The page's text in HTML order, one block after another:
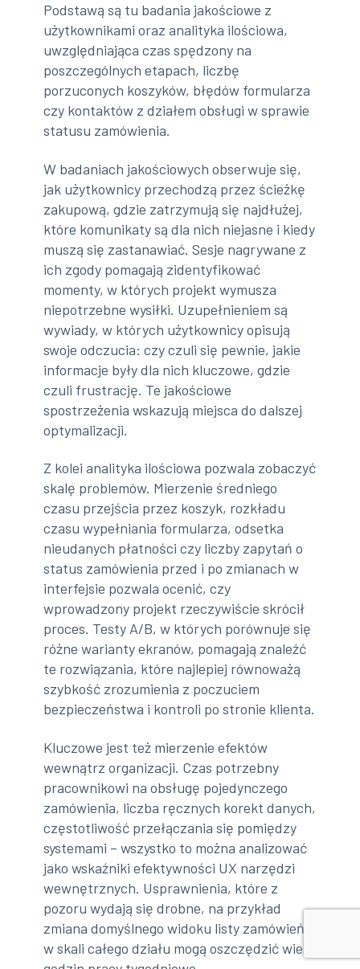
Podstawą są tu badania jakościowe z
użytkownikami oraz analityka ilościowa,
uwzględniająca czas spędzony na
poszczególnych etapach, liczbę
porzuconych koszyków, błędów formularza
czy kontaktów z działem obsługi w sprawie
statusu zamówienia.
W badaniach jakościowych obserwuje się,
jak użytkownicy przechodzą przez ścieżkę
zakupową, gdzie zatrzymują się najdłużej,
które komunikaty są dla nich niejasne i kiedy
muszą się zastanawiać. Sesje nagrywane z
ich zgody pomagają zidentyfikować
momenty, w których projekt wymusza
niepotrzebne wysiłki. Uzupełnieniem są
wywiady, w których użytkownicy opisują
swoje odczucia: czy czuli się pewnie, jakie
informacje były dla nich kluczowe, gdzie
czuli frustrację. Te jakościowe
spostrzeżenia wskazują miejsca do dalszej
optymalizacji.
Z kolei analityka ilościowa pozwala zobaczyć
skalę problemów. Mierzenie średniego
czasu przejścia przez koszyk, rozkładu
czasu wypełniania formularza, odsetka
nieudanych płatności czy liczby zapytań o
status zamówienia przed i po zmianach w
interfejsie pozwala ocenić, czy
wprowadzony projekt rzeczywiście skrócił
proces. Testy A/B, w których porównuje się
różne warianty ekranów, pomagają znaleźć
te rozwiązania, które najlepiej równoważą
szybkość zrozumienia z poczuciem
bezpieczeństwa i kontroli po stronie klienta.
Kluczowe jest też mierzenie efektów
wewnątrz organizacji. Czas potrzebny
pracownikowi na obsługę pojedynczego
zamówienia, liczba ręcznych korekt danych,
częstotliwość przełączania się pomiędzy
systemami – wszystko to można analizować
jako wskaźniki efektywności UX narzędzi
wewnętrznych. Usprawnienia, które z
pozoru wydają się drobne, na przykład
zmiana domyślnego widoku listy zamówień,
w skali całego działu mogą oszczędzić wiele